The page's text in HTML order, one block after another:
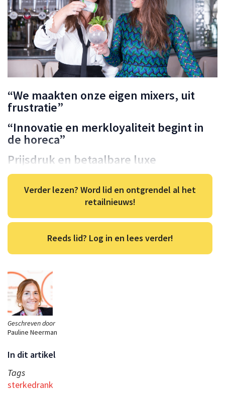
Geschreven door
Pauline Neerman
In dit artikel
Tags
sterkedrank
“We maakten onze eigen mixers, uit
frustratie”
“Innovatie en merkloyaliteit begint in
de horeca”
Prijsdruk en betaalbare luxe
Verder lezen? Word lid en ontgrendel al het
retailnieuws!
Reeds lid? Log in en lees verder!